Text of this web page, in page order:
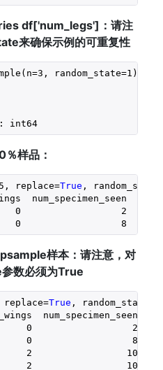
df['num_legs']：请注
来确保示例的可重复性
3 , random_state=1 )
int64
样品：
, replace=True ,
num_specimen_seen
0
2
0 8
样本：请注意，对
数必须为True
replace=True , random_state=
num_specimen_seen
0
2
0
8
2
10
2 10